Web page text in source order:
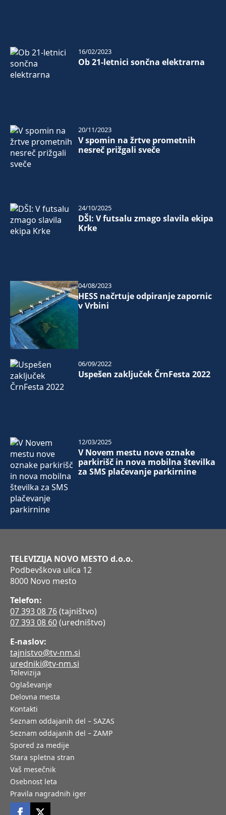
Ob 21-letnici sončna elektrarna
16/02/2023
V spomin na žrtve prometnih
nesreč prižgali sveče
20/11/2023
DŠI: V futsalu zmago slavila ekipa
Krke
24/10/2025
HESS načrtuje odpiranje zapornic
v Vrbini
04/08/2023
Uspešen zaključek ČrnFesta 2022
06/09/2022
V Novem mestu nove oznake
parkirišč in nova mobilna številka
za SMS plačevanje parkirnine
12/03/2025
TELEVIZIJA NOVO MESTO d.o.o.
Podbevškova ulica 12
8000 Novo mesto
Telefon:
07 393 08 76(tajništvo)
07 393 08 60(uredništvo)
E-naslov:
tajnistvo@tv-nm.si
uredniki@tv-nm.si
Televizija
Oglaševanje
Delovna mesta
Kontakti
Seznam oddajanih del – SAZAS
Seznam oddajanih del – ZAMP
Spored za medije
Stara spletna stran
Vaš mesečnik
Osebnost leta
Pravila nagradnih iger